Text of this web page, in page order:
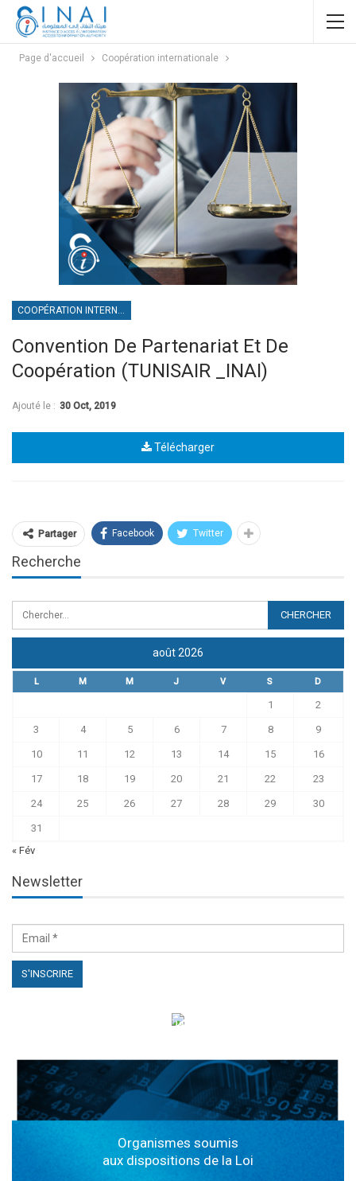
Page d'accueil Coopération internationale
COOPÉRATION INTERNATIONALE
Convention De Partenariat Et De
Coopération (TUNISAIR _INAI)
Ajouté le : 30 Oct, 2019
Télécharger
Partager Facebook Twitter
Recherche
août 2026
L M M J V S D
1 2
3 4 5 6 7 8 9
10 11 12 13 14 15 16
17 18 19 20 21 22 23
24 25 26 27 28 29 30
31
« Fév
Newsletter
الهياكل الخاضعة لقانون النفاذ إلى المعلومة
Organismes soumis
aux dispositions de la Loi